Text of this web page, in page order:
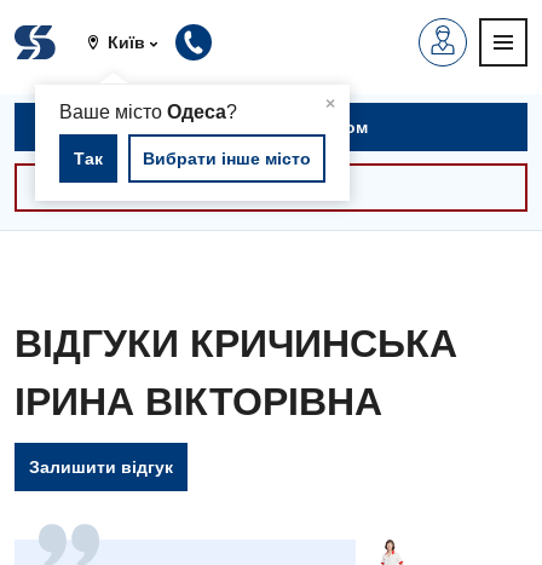
Київ
×
Ваше містоОдеса?
Так Вибрати інше місто
Вакансії
Записатися на прийом
Консультації -30%
ВІДГУКИ КРИЧИНСЬКА
ІРИНА ВІКТОРІВНА
Залишити відгук